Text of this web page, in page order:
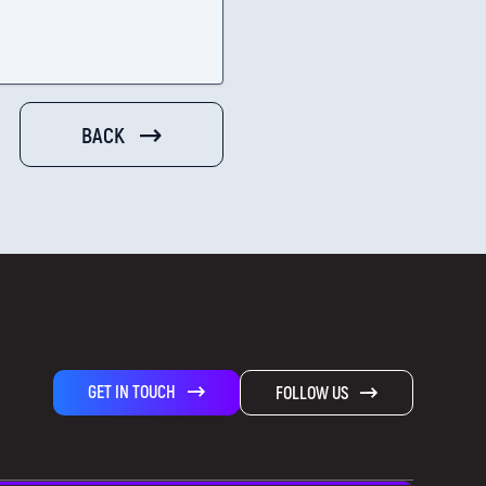
BACK
GET IN TOUCH FOLLOW US